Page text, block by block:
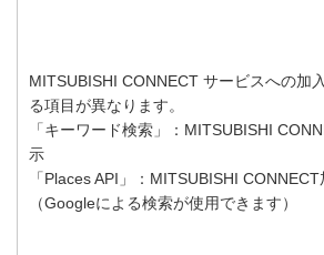
MITSUBISHI CONNECT サービスへの加
る項目が異なります。
「キーワード検索」：MITSUBISHI
示
「Places API」：MITSUBISHI
（Googleによる検索が使用できます）